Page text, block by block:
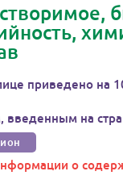
приведено на
введенным на
о